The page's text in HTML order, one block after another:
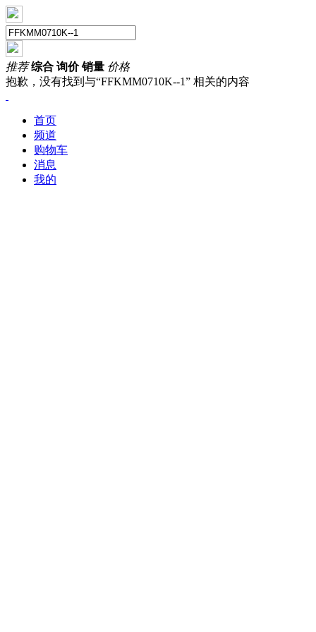
推荐 综合 询价 销量 价格
抱歉，没有找到与“FFKMM0710K--1” 相关的内容
首页
频道
购物车
消息
我的